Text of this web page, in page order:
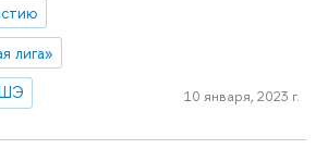
лига»
10 января, 2023 г.